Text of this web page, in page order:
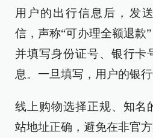
用户的出行信息后，发
信，声称“可办理全额退款
并填写身份证号、银行卡
息。一旦填写，用户的银行
线上购物选择正规、知名
站地址正确，避免在非官方